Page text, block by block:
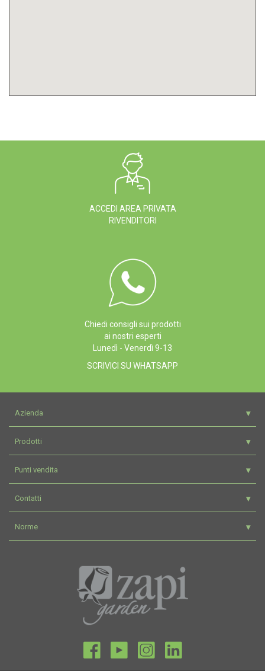
ACCEDI AREA PRIVATA
RIVENDITORI
Chiedi consigli sui prodotti
ai nostri esperti
Lunedì - Venerdì 9-13
SCRIVICI SU WHATSAPP
Azienda
Prodotti
Punti vendita
Contatti
Norme